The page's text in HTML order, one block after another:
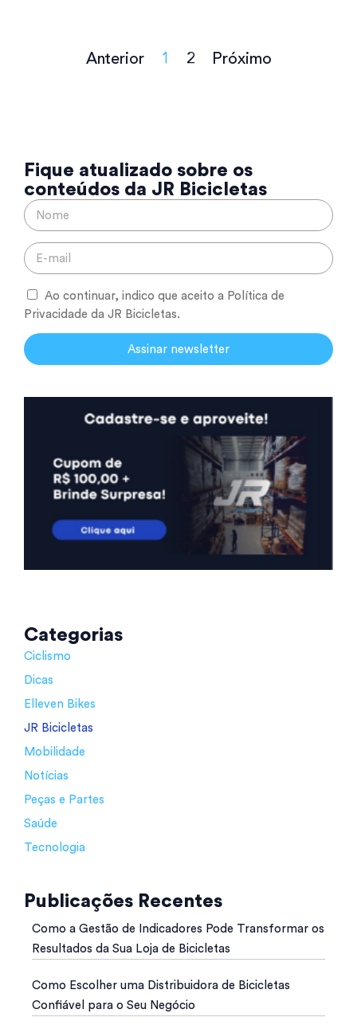
Anterior 1 2 Próximo
Fique atualizado sobre os
conteúdos da JR Bicicletas
Ao continuar, indico que aceito a Política de
Privacidade da JR Bicicletas.
Assinar newsletter
Categorias
Ciclismo
Dicas
Elleven Bikes
JR Bicicletas
Mobilidade
Notícias
Peças e Partes
Saúde
Tecnologia
Publicações Recentes
Como a Gestão de Indicadores Pode Transformar os
Resultados da Sua Loja de Bicicletas
Como Escolher uma Distribuidora de Bicicletas
Confiável para o Seu Negócio